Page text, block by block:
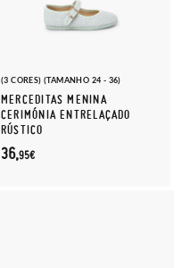
(3 CORES) (TAMANHO 24 - 36)
MERCEDITAS MENINA
CERIMÓNIA ENTRELAÇADO
RÚSTICO
36,95€